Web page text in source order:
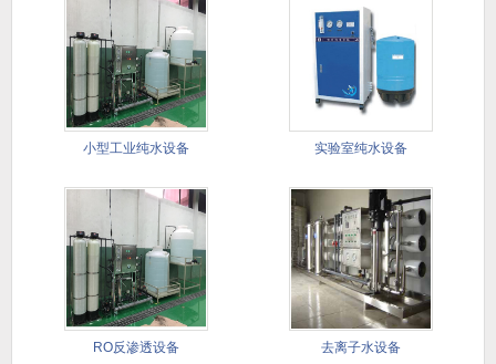
小型工业纯水设备 实验室纯水设备
RO反渗透设备 去离子水设备